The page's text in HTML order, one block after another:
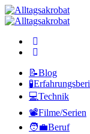
Menu
Search
Menu
📝Blog
💻Technik
📽️Filme/Serien
🧑‍💼Beruf